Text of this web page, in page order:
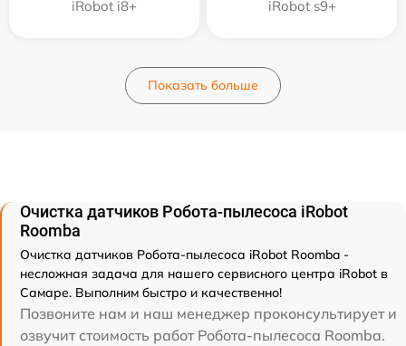
iRobot i8+ iRobot s9+
Показать больше
Очистка датчиков Робота-пылесоса iRobot
Roomba
Очистка датчиков Робота-пылесоса iRobot Roomba -
несложная задача для нашего сервисного центра iRobot в
Самаре. Выполним быстро и качественно!
Позвоните нам и наш менеджер проконсультирует и
озвучит стоимость работ Робота-пылесоса Roomba.